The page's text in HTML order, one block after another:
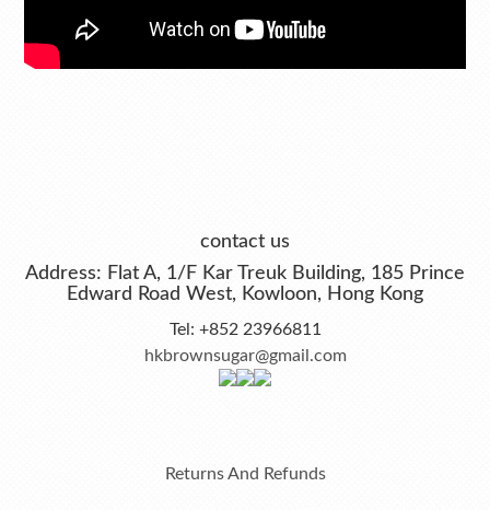
contact us
Address: Flat A, 1/F Kar Treuk Building, 185 Prince
Edward Road West, Kowloon, Hong Kong
Tel: +852 23966811
hkbrownsugar@gmail.com
Returns And Refunds